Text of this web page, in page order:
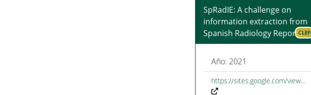
SpRadIE: A challenge on
information extraction from
Spanish Radiology ReportsCLEF
Año: 2021
https://sites.google.com/view…